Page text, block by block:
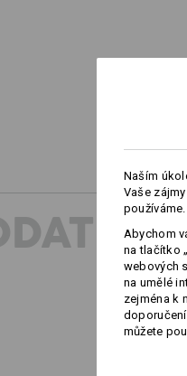
Naším
Vaše
používáme.
Abychom
na tlačítko
webových
na umělé
zejména k
můžete